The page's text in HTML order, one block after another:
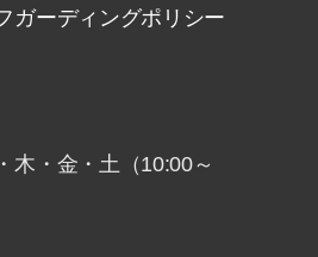
ガーディングポリシー
木・金・土（10:00～